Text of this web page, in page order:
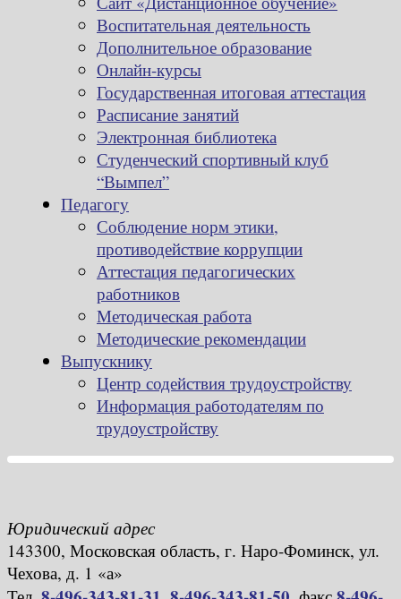
Воспитательная деятельность
Дополнительное образование
Онлайн-курсы
Государственная итоговая аттестация
Расписание занятий
Электронная библиотека
Студенческий спортивный клуб
“Вымпел”
Педагогу
Соблюдение норм этики,
противодействие коррупции
Аттестация педагогических
работников
Методическая работа
Методические рекомендации
Выпускнику
Центр содействия трудоустройству
Информация работодателям по
трудоустройству
Юридический адрес
143300, Московская область, г. Наро-Фоминск, ул.
Чехова, д. 1 «а»